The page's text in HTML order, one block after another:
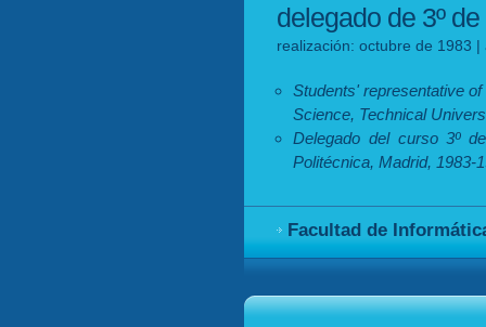
delegado de 3º
realización: octubre de 1983
Students' representative
Science, Technical
Delegado del curso 3º
Politécnica, Madrid, 1983-
Facultad de